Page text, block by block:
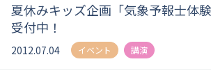
夏休みキッズ企画「気象予報士体
受付中！
2012.07.04 イベント 講演